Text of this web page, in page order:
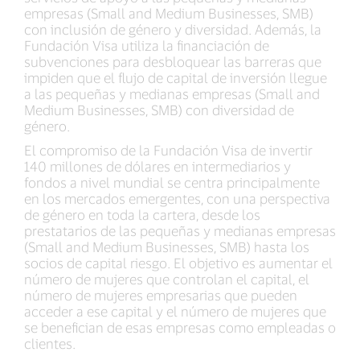
empresas (Small and Medium Businesses, SMB)
con inclusión de género y diversidad. Además, la
Fundación Visa utiliza la financiación de
subvenciones para desbloquear las barreras que
impiden que el flujo de capital de inversión llegue
a las pequeñas y medianas empresas (Small and
Medium Businesses, SMB) con diversidad de
género.
El compromiso de la Fundación Visa de invertir
140 millones de dólares en intermediarios y
fondos a nivel mundial se centra principalmente
en los mercados emergentes, con una perspectiva
de género en toda la cartera, desde los
prestatarios de las pequeñas y medianas empresas
(Small and Medium Businesses, SMB) hasta los
socios de capital riesgo. El objetivo es aumentar el
número de mujeres que controlan el capital, el
número de mujeres empresarias que pueden
acceder a ese capital y el número de mujeres que
se benefician de esas empresas como empleadas o
clientes.